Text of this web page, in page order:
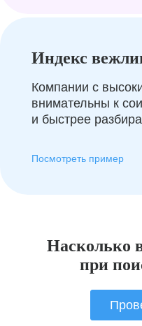
Индекс
Компании с
внимательны к
и быстрее
Посмотреть пример
Насколько
при